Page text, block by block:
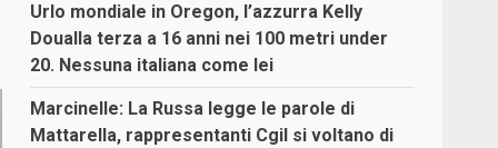
Urlo mondiale in Oregon, l’azzurra Kelly
Doualla terza a 16 anni nei 100 metri under
20. Nessuna italiana come lei
Marcinelle: La Russa legge le parole di
Mattarella, rappresentanti Cgil si voltano di